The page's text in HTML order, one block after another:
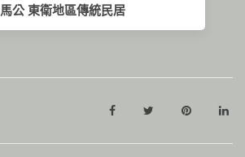
馬公 東衛地區傳統民居